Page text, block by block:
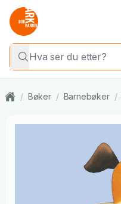
/ Bøker / Barnebøker /